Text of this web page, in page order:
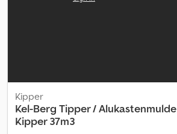
Kipper
Kel-Berg Tipper / Alukastenmulde
Kipper 37m3